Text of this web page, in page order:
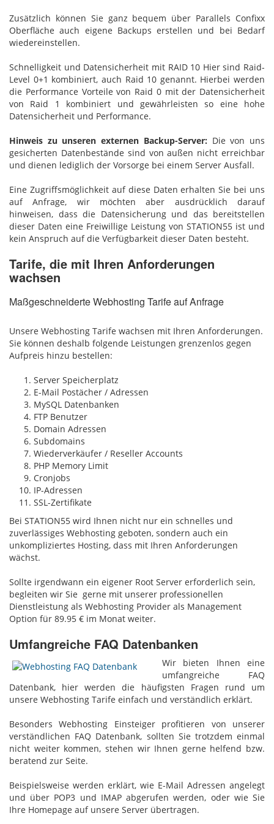
Zusätzlich können Sie ganz bequem über Parallels Confixx
Oberfläche auch eigene Backups erstellen und bei Bedarf
wiedereinstellen.
Schnelligkeit und Datensicherheit mit RAID 10 Hier sind Raid-
Level 0+1 kombiniert, auch Raid 10 genannt. Hierbei werden
die Performance Vorteile von Raid 0 mit der Datensicherheit
von Raid 1 kombiniert und gewährleisten so eine hohe
Datensicherheit und Performance.
Hinweis zu unseren externen Backup-Server: Die von uns
gesicherten Datenbestände sind von außen nicht erreichbar
und dienen lediglich der Vorsorge bei einem Server Ausfall.
Eine Zugriffsmöglichkeit auf diese Daten erhalten Sie bei uns
auf Anfrage, wir möchten aber ausdrücklich darauf
hinweisen, dass die Datensicherung und das bereitstellen
dieser Daten eine Freiwillige Leistung von STATION55 ist und
kein Anspruch auf die Verfügbarkeit dieser Daten besteht.
Tarife, die mit Ihren Anforderungen
wachsen
Maßgeschneiderte Webhosting Tarife auf Anfrage
Unsere Webhosting Tarife wachsen mit Ihren Anforderungen.
Sie können deshalb folgende Leistungen grenzenlos gegen
Aufpreis hinzu bestellen:
Server Speicherplatz
E-Mail Postächer / Adressen
MySQL Datenbanken
FTP Benutzer
Domain Adressen
Subdomains
Wiederverkäufer / Reseller Accounts
PHP Memory Limit
Cronjobs
IP-Adressen
SSL-Zertifikate
Bei STATION55 wird Ihnen nicht nur ein schnelles und
zuverlässiges Webhosting geboten, sondern auch ein
unkompliziertes Hosting, dass mit Ihren Anforderungen
wächst.
Sollte irgendwann ein eigener Root Server erforderlich sein,
begleiten wir Sie gerne mit unserer professionellen
Dienstleistung als Webhosting Provider als Management
Option für 89.95 € im Monat weiter.
Umfangreiche FAQ Datenbanken
Wir bieten Ihnen eine
umfangreiche FAQ
Datenbank, hier werden die häufigsten Fragen rund um
unsere Webhosting Tarife einfach und verständlich erklärt.
Besonders Webhosting Einsteiger profitieren von unserer
verständlichen FAQ Datenbank, sollten Sie trotzdem einmal
nicht weiter kommen, stehen wir Ihnen gerne helfend bzw.
beratend zur Seite.
Beispielsweise werden erklärt, wie E-Mail Adressen angelegt
und über POP3 und IMAP abgerufen werden, oder wie Sie
Ihre Homepage auf unsere Server übertragen.